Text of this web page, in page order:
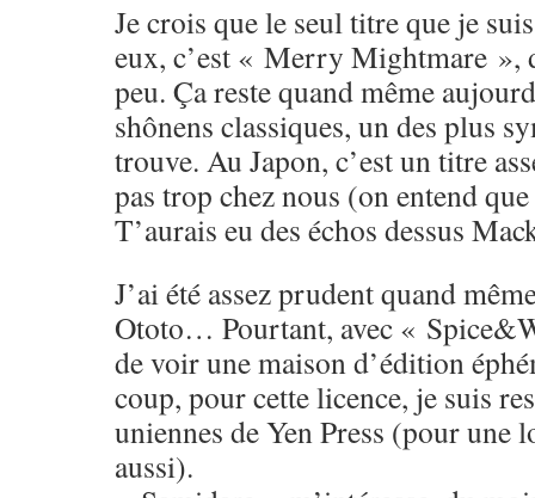
Je crois que le seul titre que je
eux, c’est « Merry Mightmare »,
peu. Ça reste quand même
shônens classiques, un des plus
trouve. Au Japon, c’est un titre
pas trop chez nous (on entend
T’aurais eu des échos dessus
J’ai été assez prudent quand
Ototo… Pourtant, avec «
de voir une maison d’édition
coup, pour cette licence, je suis
uniennes de Yen Press (pour une
aussi).